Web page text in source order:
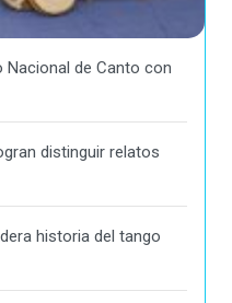
Nacional de Canto con
distinguir relatos
historia del tango